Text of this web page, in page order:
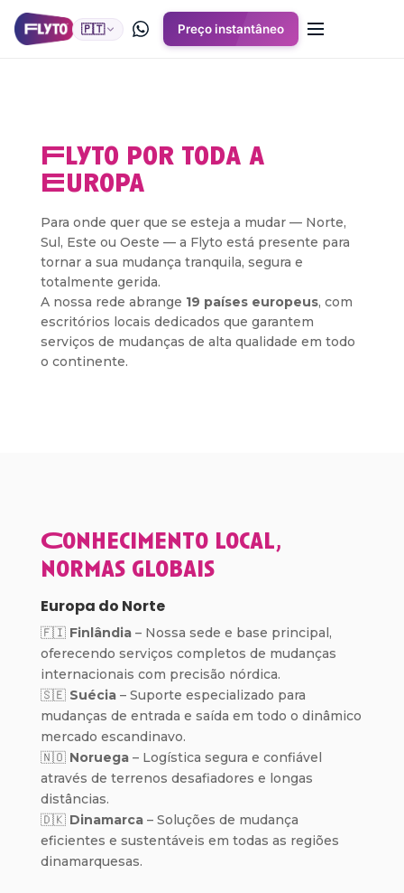
🇵🇹 Preço instantâneo
Flyto por toda a
Europa
Para onde quer que se esteja a mudar — Norte,
Sul, Este ou Oeste — a Flyto está presente para
tornar a sua mudança tranquila, segura e
totalmente gerida.
A nossa rede abrange 19 países europeus, com
escritórios locais dedicados que garantem
serviços de mudanças de alta qualidade em todo
o continente.
Conhecimento local,
normas globais
Europa do Norte
🇫🇮 Finlândia– Nossa sede e base principal,
oferecendo serviços completos de mudanças
internacionais com precisão nórdica.
🇸🇪 Suécia– Suporte especializado para
mudanças de entrada e saída em todo o dinâmico
mercado escandinavo.
🇳🇴 Noruega– Logística segura e confiável
através de terrenos desafiadores e longas
distâncias.
🇩🇰 Dinamarca– Soluções de mudança
eficientes e sustentáveis em todas as regiões
dinamarquesas.